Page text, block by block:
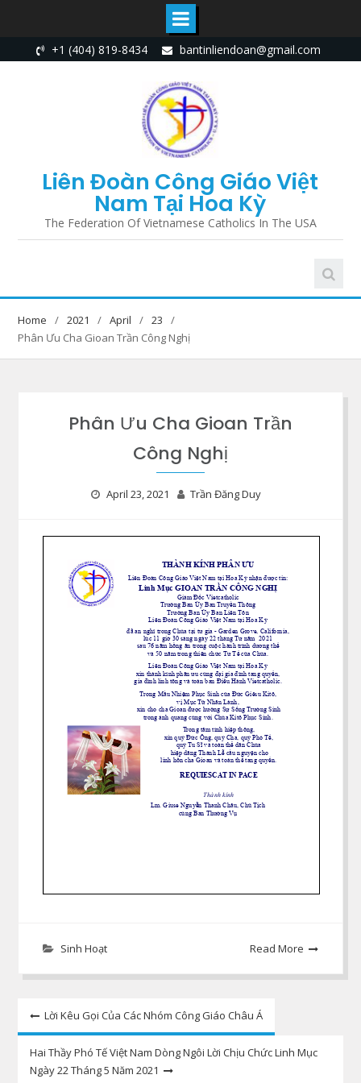
to
+1 (404) 819-8434 bantinliendoan@gmail.com
Liên Đoàn Công Giáo Việt
Nam Tại Hoa Kỳ
The Federation Of Vietnamese Catholics In The USA
Home 2021 April
23
Phân Ưu Cha Gioan Trần Công Nghị
Phân Ưu Cha Gioan Trần
Công Nghị
April 23, 2021 Trần Đăng Duy
Sinh Hoạt Read More
Post
navigation
Lời Kêu Gọi Của Các Nhóm Công Giáo Châu Á
Hai Thầy Phó Tế Việt Nam Dòng Ngôi Lời Chịu Chức Linh Mục
Ngày 22 Tháng 5 Năm 2021